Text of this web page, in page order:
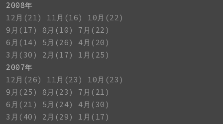
2008年
12月(21)
11月(16)
10月(22)
9月(17)
8月(10)
7月(22)
6月(14)
5月(26)
4月(20)
3月(30)
2月(17)
1月(25)
2007年
12月(26)
11月(23)
10月(23)
9月(25)
8月(23)
7月(21)
6月(21)
5月(24)
4月(30)
3月(40)
2月(29)
1月(17)